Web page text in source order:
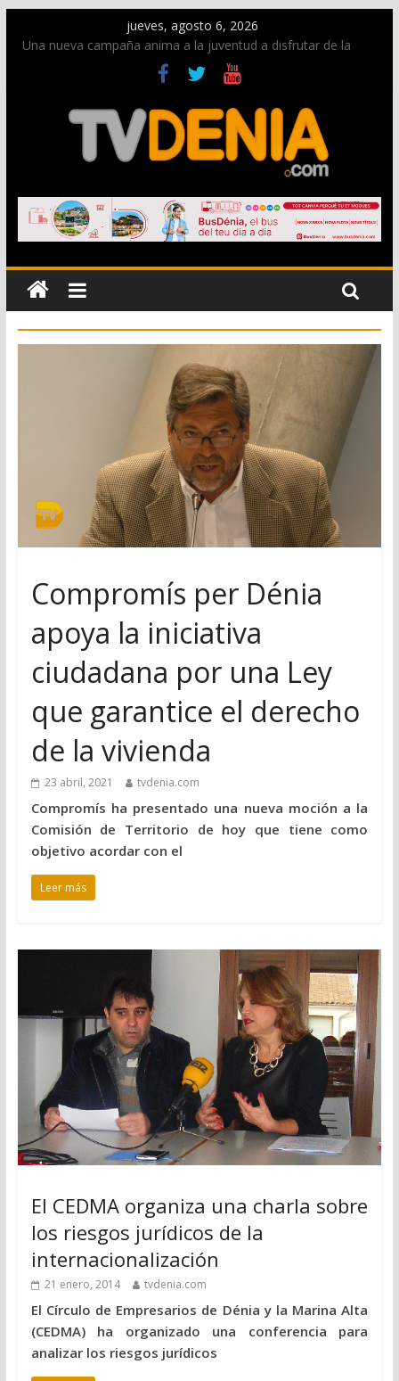
jueves, agosto 6, 2026
Una nueva campaña anima a la juventud a disfrutar de la
Paco Adsuar dona al Arxiu de Dénia más de 50.000 imágenes
de la memoria visual de la ciudad
La Entraeta Festera llena de ambiente la calle Marqués de
Campo con la recepción a la Capitanía Cristiana
El XII Festival de Jazz de Dénia reunirá durante agosto a
figuras nacionales e internacionales en los Jardins de
Torrecremada
Los Moros y Cristianos 2026 reciben las llaves de la ciudad y
dan inicio a las fiestas en Dénia
Compromís per Dénia
apoya la iniciativa
ciudadana por una Ley
que garantice el derecho
de la vivienda
23 abril, 2021 tvdenia.com
Compromís ha presentado una nueva moción a la
Comisión de Territorio de hoy que tiene como
objetivo acordar con el
Leer más
El CEDMA organiza una charla sobre
los riesgos jurídicos de la
internacionalización
21 enero, 2014 tvdenia.com
El Círculo de Empresarios de Dénia y la Marina Alta
(CEDMA) ha organizado una conferencia para
analizar los riesgos jurídicos